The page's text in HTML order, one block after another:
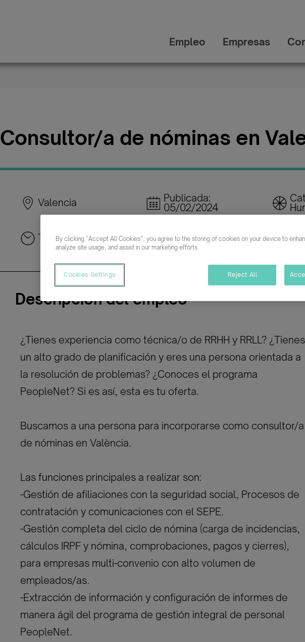
Empleo Empresas
Consultor/a de nóminas en
Valencia Publicada:
05/02/2024
Tiempo completo Indefinido
Descripción del empleo
¿Tienes experiencia como técnica/o de RRHH y RRLL? ¿Tienes
un alto grado de planificación y eres una persona orientada a
la resolución de problemas? ¿Conoces el programa
PeopleNet? Si es así, esta es tu oferta.
Buscamos a una persona para incorporarse como consultor/a
de nóminas en València.
Las funciones principales a realizar son:
-Gestión de afiliaciones con la seguridad social, Procesos de
contratación y comunicaciones con el SEPE.
-Gestión completa del ciclo de nómina (carga de incidencias,
cálculos IRPF y nómina, comprobaciones, pagos y cierres),
para empresas multi-convenio con alto volumen de
empleados/as.
-Extracción de información y configuración de informes de
manera ágil del programa de gestión integral de personal
PeopleNet.
By clicking “Accept All Cookies”, you agree to the storing of cookies on your device to
analyze site usage, and assist in our marketing efforts.
Cookies Settings Reject All